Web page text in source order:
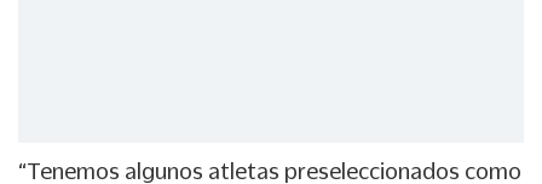
“Tenemos algunos atletas preseleccionados como